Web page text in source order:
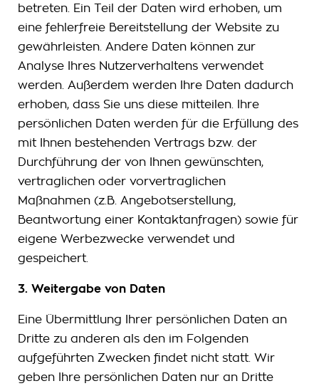
betreten. Ein Teil der Daten wird erhoben, um
eine fehlerfreie Bereitstellung der Website zu
gewährleisten. Andere Daten können zur
Analyse Ihres Nutzerverhaltens verwendet
werden. Außerdem werden Ihre Daten dadurch
erhoben, dass Sie uns diese mitteilen. Ihre
persönlichen Daten werden für die Erfüllung des
mit Ihnen bestehenden Vertrags bzw. der
Durchführung der von Ihnen gewünschten,
vertraglichen oder vorvertraglichen
Maßnahmen (z.B. Angebotserstellung,
Beantwortung einer Kontaktanfragen) sowie für
eigene Werbezwecke verwendet und
gespeichert.
3. Weitergabe von Daten
Eine Übermittlung Ihrer persönlichen Daten an
Dritte zu anderen als den im Folgenden
aufgeführten Zwecken findet nicht statt. Wir
geben Ihre persönlichen Daten nur an Dritte